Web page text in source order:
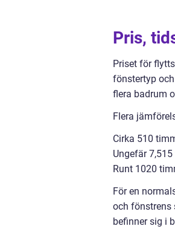
Pris,
Priset för
fönstertyp
flera badrum
Flera
Cirka 510
Ungefär
Runt 1020
För en
och fönstrens
befinner sig i